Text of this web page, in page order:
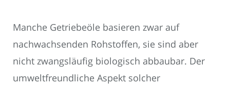
Manche Getriebeöle basieren zwar auf
nachwachsenden Rohstoffen, sie sind aber
nicht zwangsläufig biologisch abbaubar. Der
umweltfreundliche Aspekt solcher